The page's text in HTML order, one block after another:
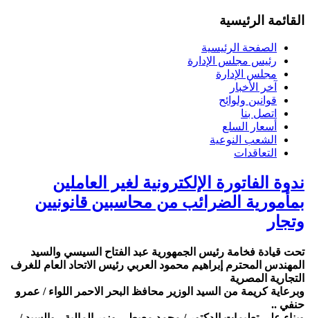
القائمة الرئيسية
الصفحة الرئيسية
رئيس مجلس الإدارة
مجلس الإدارة
آخر الأخبار
قوانين ولوائح
اتصل بنا
أسعار السلع
الشعب النوعية
التعاقدات
ندوة الفاتورة الإلكترونية لغير العاملين
بمأمورية الضرائب من محاسبين قانونيين
وتجار
تحت قيادة فخامة رئيس الجمهورية عبد الفتاح السيسي والسيد
المهندس المحترم إبراهيم محمود العربي رئيس الاتحاد العام للغرف
التجارية المصرية
وبرعاية كريمة من السيد الوزير محافظ البحر الاحمر اللواء / عمرو
حنفي ..